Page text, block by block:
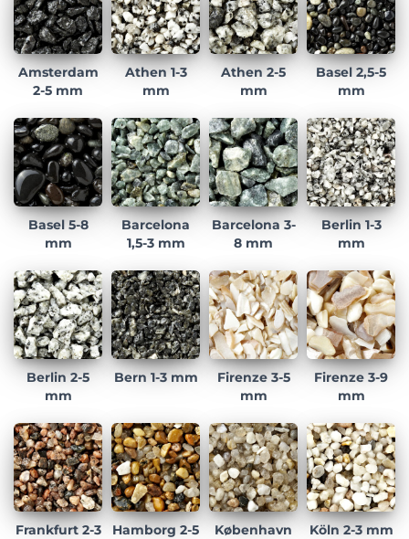
Amsterdam
2-5 mm
Athen 1-3
mm
Athen 2-5
mm
Basel 2,5-5
mm
Basel 5-8
mm
Barcelona
1,5-3 mm
Barcelona 3-
8 mm
Berlin 1-3
mm
Berlin 2-5
mm
Bern 1-3 mm
Firenze 3-5
mm
Firenze 3-9
mm
Frankfurt 2-3
Hamborg 2-5
København
Köln 2-3 mm